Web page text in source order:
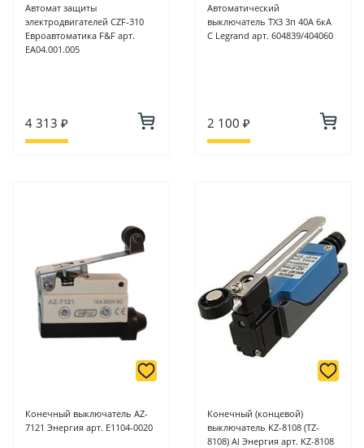
Автомат защиты
электродвигателей CZF-310
Евроавтоматика F&F арт.
EA04.001.005
4 313 ₽
Автоматический
выключатель TX3 3п 40А 6кА
C Legrand арт. 604839/404060
2 100 ₽
Конечный выключатель АZ-
7121 Энергия арт. Е1104-0020
Конечный (концевой)
выключатель KZ-8108 (TZ-
8108) Al Энергия арт. KZ-8108